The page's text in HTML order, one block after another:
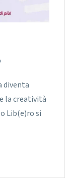
diventa
la creatività
Lib(e)ro si